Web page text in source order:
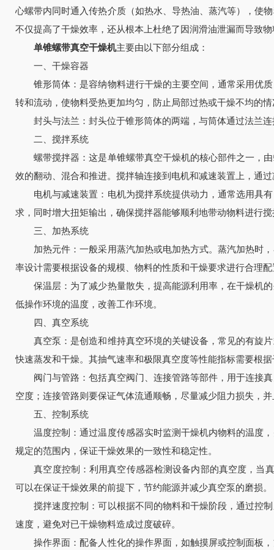
心螺带内同时通入传热介质（如热水、导热油、蒸汽等），使
不仅提高了干燥效率，还从根本上杜绝了因润滑油泄漏而导致
单锥螺带真空干燥机主要由以下部分组成：
一、干燥容器
锥形筒体：是容纳物料进行干燥的主要空间，通常采用优质
转和流动，使物料受热更加均匀，防止局部过热或干燥不均的
封头与法兰：封头位于锥形筒体的两端，与筒体通过法兰连
二、搅拌系统
螺带搅拌器：这是单锥螺带真空干燥机的核心部件之一，由
效的翻动、混合和推进。搅拌轴连接到电机和减速装置上，通
电机与减速装置：电机为搅拌系统提供动力，通常选用具有
求，同时增大扭矩输出，确保搅拌器能够顺利地带动物料进行
三、加热系统
加热元件：一般采用蒸汽加热或电加热方式。蒸汽加热时，
率设计需要根据设备的规模、物料的性质和干燥要求进行合理
保温层：为了减少热量散失，提高能源利用率，在干燥机的
低操作环境的温度，改善工作环境。
四、真空系统
真空泵：是创造和维持真空环境的关键设备，常见的有旋片
快速蒸发和干燥。其抽气速率和极限真空度等性能指标需要根
阀门与管路：包括真空阀门、连接管路等部件，用于连接真
空度；连接管路则要保证气体流通顺畅，尽量减少阻力损失，
五、控制系统
温度控制：通过温度传感器实时监测干燥机内物料的温度，
规定的范围内，保证干燥效果的一致性和稳定性。
真空度控制：利用真空传感器检测设备内部的真空度，当真
可以在保证干燥效果的前提下，节约能源并减少真空泵的磨损。
搅拌速度控制：可以根据不同的物料和干燥阶段，通过控制
速度，避免对已干燥物料造成过度破碎。
操作界面：配备人性化的操作界面，如触摸屏或控制面板，